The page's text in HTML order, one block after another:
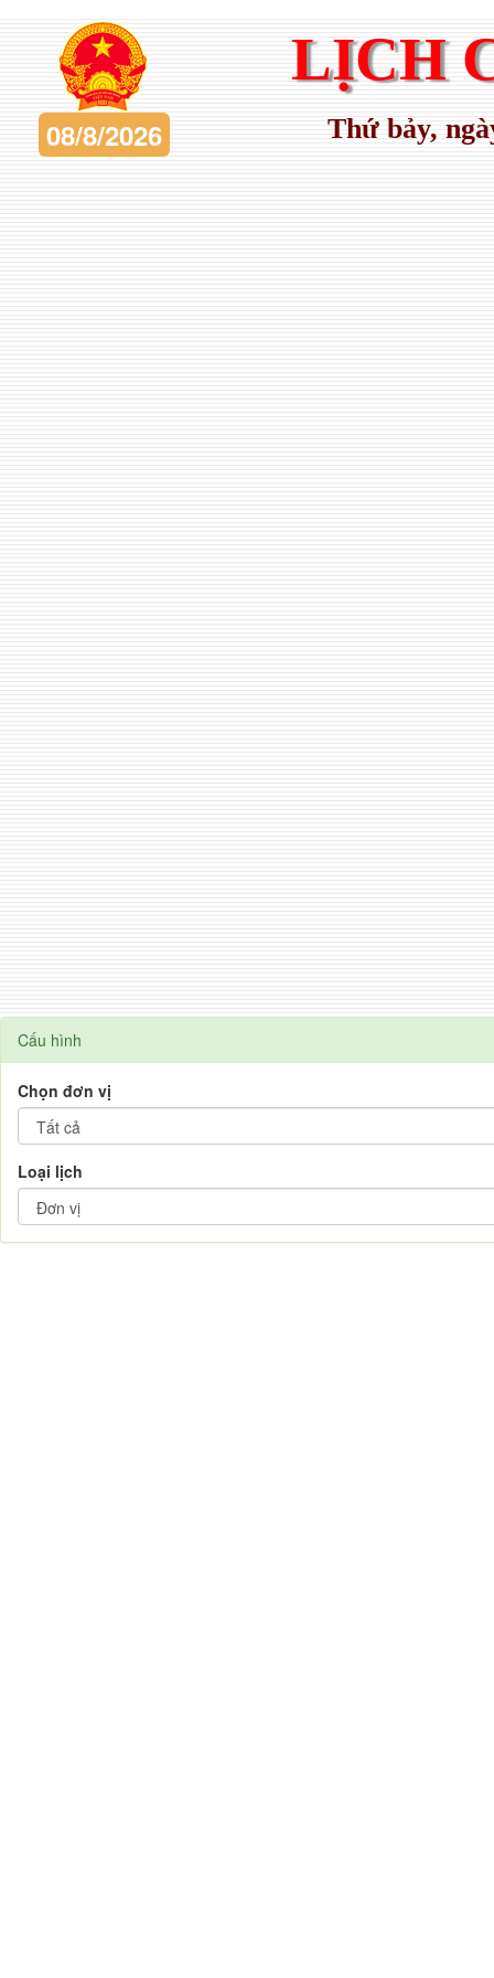
08/8/2026
LỊCH
Thứ bảy,
Cấu hình
Chọn đơn vị
Loại lịch